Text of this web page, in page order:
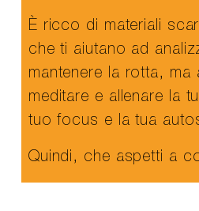
È ricco di materiali
che ti aiutano ad
mantenere la rotta, ma
meditare e allenare la
tuo focus e la tua
Quindi, che aspetti a